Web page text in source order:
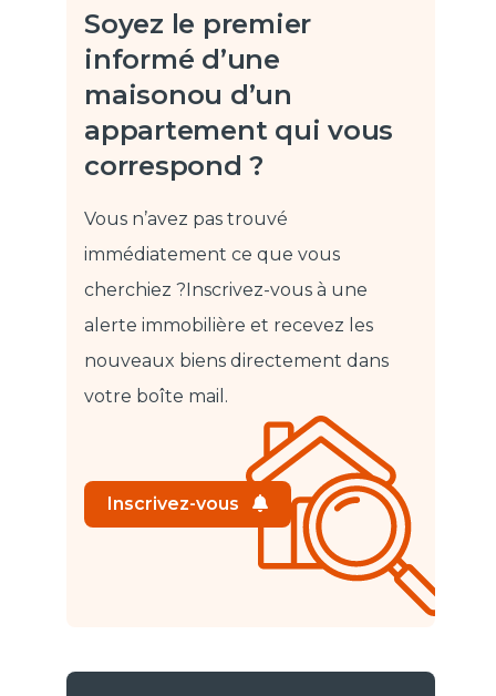
Soyez le premier
informé d’une
maisonou d’un
appartement qui vous
correspond ?
Vous n’avez pas trouvé
immédiatement ce que vous
cherchiez ?Inscrivez-vous à une
alerte immobilière et recevez les
nouveaux biens directement dans
votre boîte mail.
Inscrivez-vous